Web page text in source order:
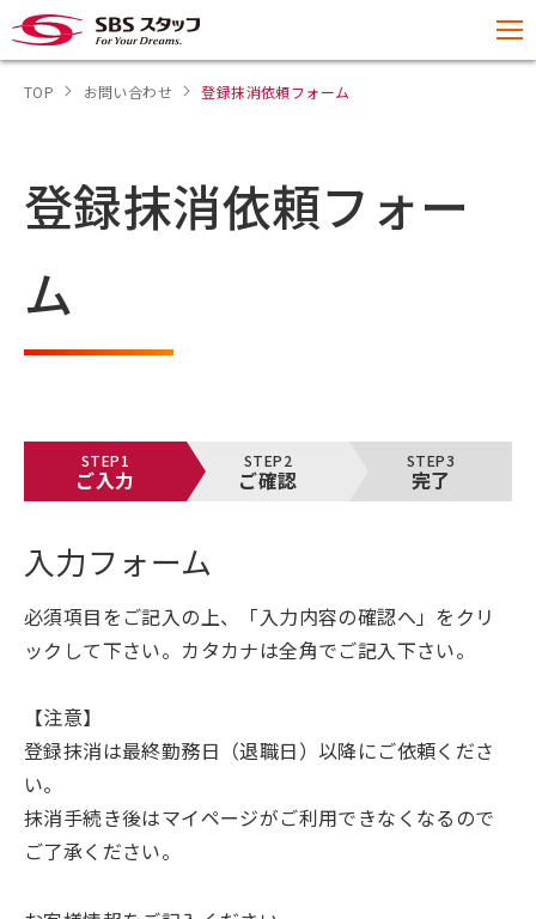
TOP お問い合わせ 登録抹消依頼フォーム
登録抹消依頼フォー
ム
STEP1
ご入力
STEP2
ご確認
STEP3
完了
入力フォーム
必須項目をご記入の上、「入力内容の確認へ」をクリ
ックして下さい。カタカナは全角でご記入下さい。
【注意】
登録抹消は最終勤務日（退職日）以降にご依頼くださ
い。
抹消手続き後はマイページがご利用できなくなるので
ご了承ください。